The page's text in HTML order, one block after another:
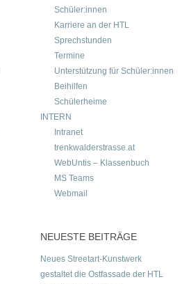
Schüler:innen
Karriere an der HTL
Sprechstunden
Termine
Unterstützung für Schüler:innen
Beihilfen
Schülerheime
INTERN
Intranet
trenkwalderstrasse.at
WebUntis – Klassenbuch
MS Teams
Webmail
NEUESTE BEITRÄGE
Neues Streetart-Kunstwerk
gestaltet die Ostfassade der HTL